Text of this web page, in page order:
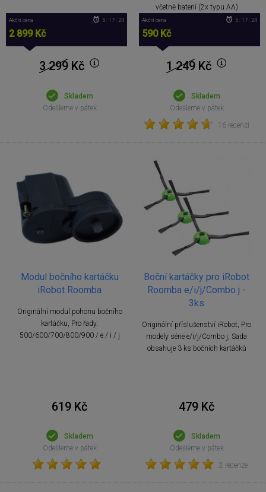
Akční cena
2 899 Kč
5 : 17 : 23
3 299 Kč
Skladem
Odešleme v pátek
včetně baterií (2x typu AA)
Akční cena
590 Kč
5 : 17 : 23
1 249 Kč
Skladem
Odešleme v pátek
16 recenzí
Modul bočního kartáčku
iRobot Roomba
Originální modul pohonu bočního
kartáčku, Pro řady:
500/600/700/800/900 / e / i / j
619 Kč
Skladem
Odešleme v pátek
Boční kartáčky pro iRobot
Roomba e/i/j/Combo j -
3ks
Originální příslušenství iRobot, Pro
modely série e/i/j/Combo j, Sada
obsahuje 3 ks bočních kartáčků
479 Kč
Skladem
Odešleme v pátek
2 recenze